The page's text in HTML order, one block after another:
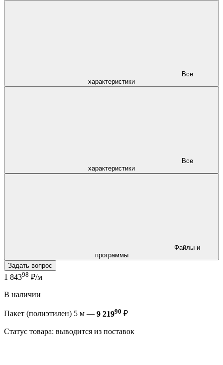
характеристики
характеристики
программы
Задать вопрос
1 84398 ₽/м
В наличии
Пакет (полиэтилен) 5 м — 9 21990 ₽
Статус товара: выводится из поставок